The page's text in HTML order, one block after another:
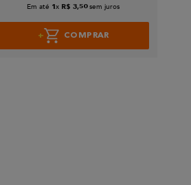
Em até 1x R$ 3,50 sem juros
COMPRAR